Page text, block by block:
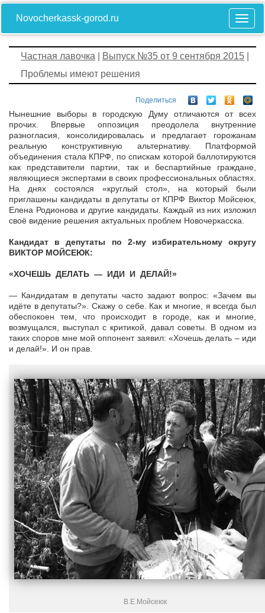
Novocherkassk-gorod.ru
Частная лавочка Выпуск №35 от 9 сентября 2015
Проблемы имеют решения
Поделиться
Нынешние выборы в городскую Думу отличаются от всех
прочих. Впервые оппозиция преодолела внутренние
разногласия, консолидировалась и предлагает горожанам
реальную конструктивную альтернативу. Платформой
объединения стала КПРФ, по спискам которой баллотируются
как представители партии, так и беспартийные граждане,
являющиеся экспертами в своих профессиональных областях.
На днях состоялся «круглый стол», на который были
приглашены кандидаты в депутаты от КПРФ Виктор Мойсеюк,
Елена Родионова и другие кандидаты. Каждый из них изложил
своё видение решения актуальных проблем Новочеркасска.
Кандидат в депутаты по 2-му избирательному округу
ВИКТОР МОЙСЕЮК:
«ХОЧЕШЬ ДЕЛАТЬ — ИДИ И ДЕЛАЙ!»
— Кандидатам в депутаты часто задают вопрос: «Зачем вы
идёте в депутаты?». Скажу о себе. Как и многие, я всегда был
обеспокоен тем, что происходит в городе, как и многие,
возмущался, выступал с критикой, давал советы. В одном из
таких споров мне мой оппонент заявил: «Хочешь делать – иди
и делай!». И он прав.
В.Е.Мойсеюк